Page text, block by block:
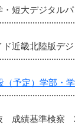
短大デジタル
ド近畿北陸版デ
（予定）学部・
成績基準検察